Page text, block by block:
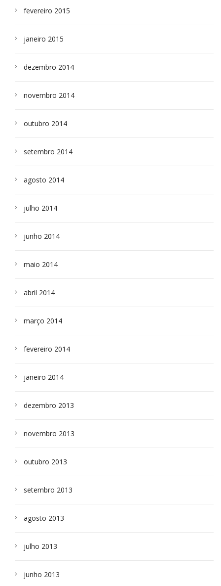
fevereiro 2015
janeiro 2015
dezembro 2014
novembro 2014
outubro 2014
setembro 2014
agosto 2014
julho 2014
junho 2014
maio 2014
abril 2014
março 2014
fevereiro 2014
janeiro 2014
dezembro 2013
novembro 2013
outubro 2013
setembro 2013
agosto 2013
julho 2013
junho 2013